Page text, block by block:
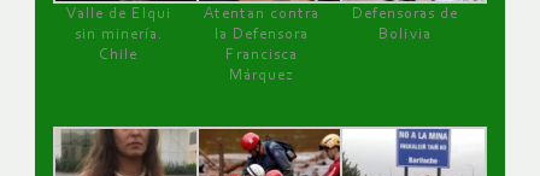
Valle de Elqui
sin minería.
Chile
Atentan contra
la Defensora
Francisca
Márquez
Defensoras de
Bolivia